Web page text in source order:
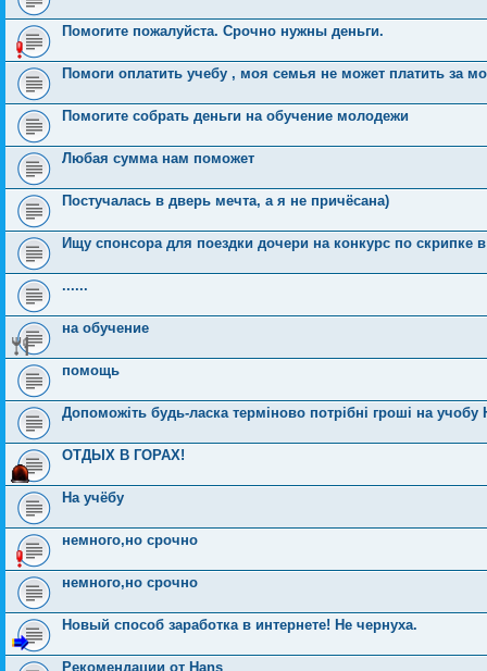
Помогите пожалуйста. Срочно нужны деньги.
Помоги оплатить учебу , моя семья не может платить за
Помогите собрать деньги на обучение молодежи
Любая сумма нам поможет
Постучалась в дверь мечта, а я не причёсана)
Ищу спонсора для поездки дочери на конкурс по скрипке
......
на обучение
помощь
Допоможіть будь-ласка терміново потрібні гроші на
ОТДЫХ В ГОРАХ!
На учёбу
немного,но срочно
немного,но срочно
Новый способ заработка в интернете! Не чернуха.
Рекомендации от Hans